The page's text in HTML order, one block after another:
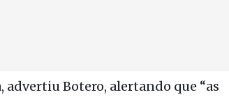
advertiu Botero, alertando que “as